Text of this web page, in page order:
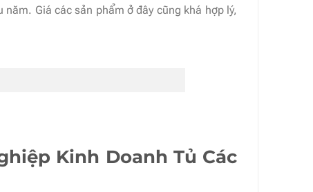
Giá các sản phẩm ở đây cũng khá hợp lý,
Kinh Doanh Tủ Các